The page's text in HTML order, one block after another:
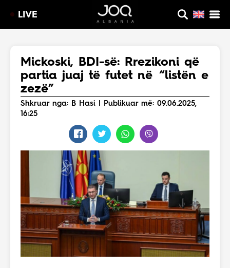
LIVE
Mickoski, BDI-së: Rrezikoni që
partia juaj të futet në “listën e
zezë”
Shkruar nga: B Hasi | Publikuar më: 09.06.2025,
16:25